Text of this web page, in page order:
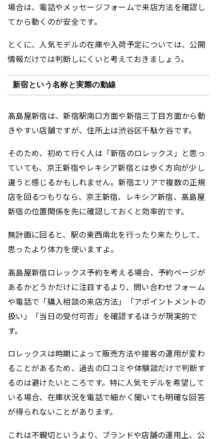
場合は、電話やメッセージフォームで来店方法を確認し
てから動くのが安全です。
とくに、人気モデルの在庫や入荷予定については、公開
情報だけでは判断しにくいと考えておきましょう。
新宿という名称と実際の動線
髙島屋新宿は、新宿駅南口方面や新宿三丁目方面から動
きやすい店舗ですが、住所上は渋谷区千駄ケ谷です。
そのため、初めて行く人は「新宿のロレックス」と思っ
ていても、京王新宿やレキシア新宿とは歩く方向が少し
違うと感じるかもしれません。新宿エリアで複数の正規
店を回るつもりなら、京王新宿、レキシア新宿、髙島屋
新宿の位置関係を先に確認しておくと効率的です。
無計画に回ると、駅の東西南北を行ったり来たりして、
思ったより体力を使いますよ。
髙島屋新宿ロレックス予約を考える場合、予約ページが
あるかどうかだけに注目するより、問い合わせフォーム
や電話で「購入相談の来店方法」「アポイントメントの
扱い」「当日の受付可否」を確認するほうが現実的で
す。
ロレックスは時期によって販売方法や接客の運用が変わ
ることがあるため、過去の口コミや体験談だけで判断す
るのは避けたいところです。特に人気モデルを希望して
いる場合、在庫状況を電話で細かく聞いても明確な回答
が得られないことがあります。
これは不親切というより、ブランドや店舗の運用上、公